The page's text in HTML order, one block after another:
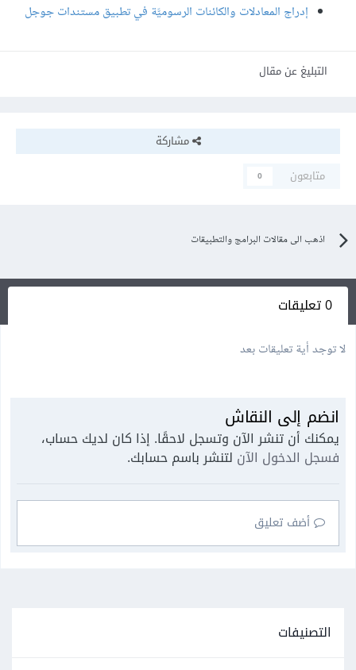
إدراج المعادلات والكائنات الرسوميَّة في تطبيق مستندات جوجل
التبليغ عن مقال
مشاركة
متابعون
0
اذهب الى مقالات البرامج والتطبيقات
0 تعليقات
لا توجد أية تعليقات بعد
انضم إلى النقاش
يمكنك أن تنشر الآن وتسجل لاحقًا. إذا كان لديك حساب،
فسجل الدخول الآن لتنشر باسم حسابك.
أضف تعليق
التصنيفات